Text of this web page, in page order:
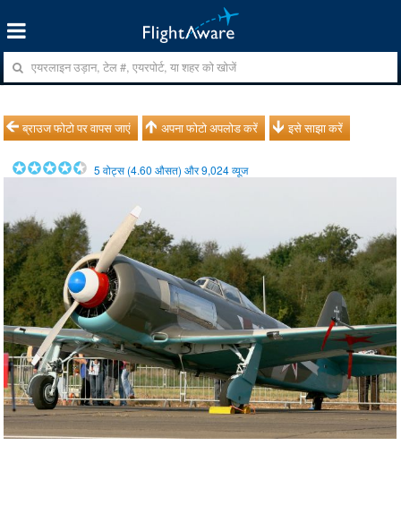
ब्राउज फोटो पर वापस जाएं अपना फोटो अपलोड करें इसे साझा करें
5 वोट्स (4.60 औसत) और9,024व्यूज